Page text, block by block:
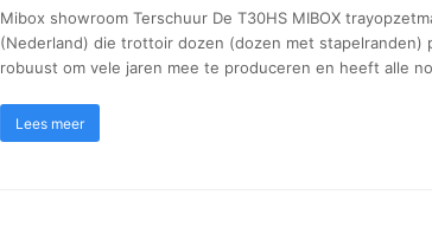
Mibox showroom Terschuur De T30HS MIBOX
(Nederland) die trottoir dozen (dozen met stapelranden)
robuust om vele jaren mee te produceren en heeft alle
Lees meer